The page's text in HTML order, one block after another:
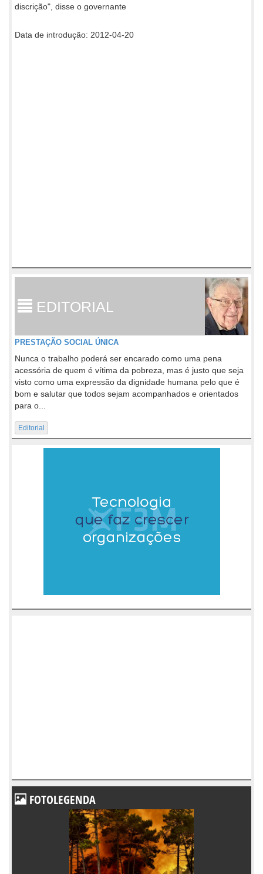
discrição", disse o governante
Data de introdução: 2012-04-20
EDITORIAL
PRESTAÇÃO SOCIAL ÚNICA
Nunca o trabalho poderá ser encarado como uma pena
acessória de quem é vítima da pobreza, mas é justo que seja
visto como uma expressão da dignidade humana pelo que é
bom e salutar que todos sejam acompanhados e orientados
para o...
Editorial
FOTOLEGENDA